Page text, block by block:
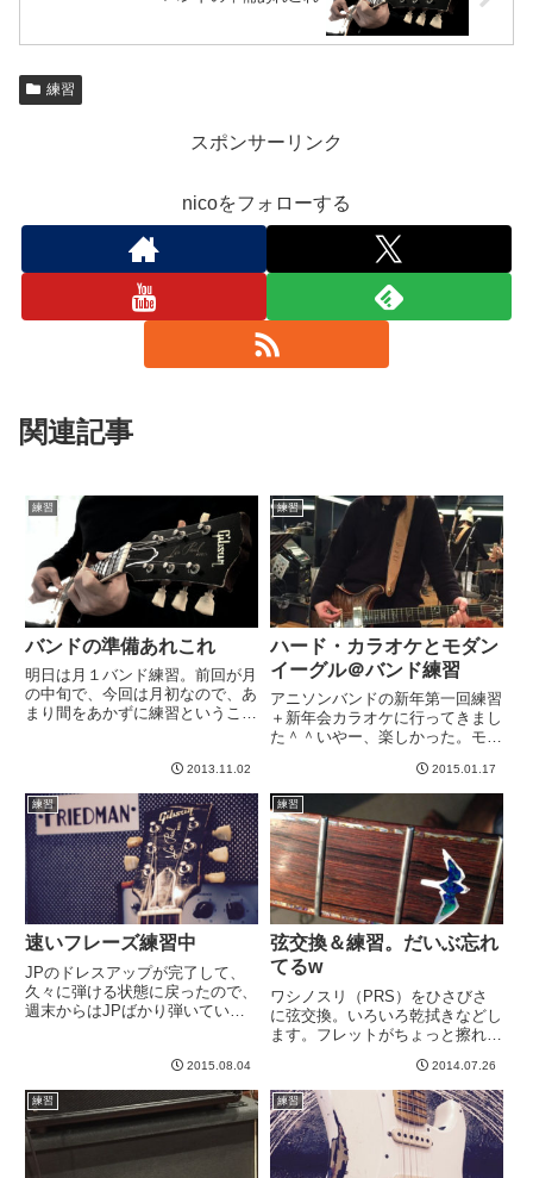
練習
スポンサーリンク
nicoをフォローする
関連記事
練習
バンドの準備あれこれ
明日は月１バンド練習。前回が月
の中旬で、今回は月初なので、あ
まり間をあかずに練習ということ
やろうか、ということなんです
が、なんもやってないので、今夜
一夜漬けでコード進行く...
2013.11.02
練習
ハード・カラオケとモダン
イーグル＠バンド練習
アニソンバンドの新年第一回練習
＋新年会カラオケに行ってきまし
た＾＾いやー、楽しかった。モカ
がり。うーむ。似合うなあ。女の
子でギター持ってるのってイイで
すよね？ wどうやらボーカル
M。エレキギターでどうしても弾
き...
2015.01.17
練習
速いフレーズ練習中
JPのドレスアップが完了して、
久々に弾ける状態に戻ったので、
週末からはJPばかり弾いていま
劇速いので、CDで音源聞いてる
限り、不可能としか思えませ
ん。。。私のこれまでの最速パッ
セー...
2015.08.04
練習
弦交換＆練習。だいぶ忘れ
てるw
ワシノスリ（PRS）をひさびさ
に弦交換。いろいろ乾拭きなどし
ます。フレットがちょっと擦れて
など、完全放置ですが、PRSの
フレットはピカピカのほうがいい
かも、、、と今この記事を書きな
がら思いましたwさて、夕方の
練...
2014.07.26
練習 練習